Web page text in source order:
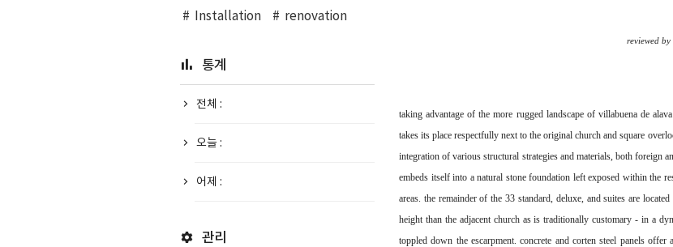
reviewed by
taking advantage of the more rugged landscape of villabuena de
takes its place respectfully next to the original church and square
integration of various structural strategies and materials, both foreign
embeds itself into a natural stonefoundation left exposed within the
areas. the remainder of the 33 standard, deluxe,and suites are
height than the adjacent church as is traditionally customary -in a
toppled down the escarpment. concrete and corten steel panels offer
Installation renovation
통계
전체 :
오늘 :
어제 :
관리